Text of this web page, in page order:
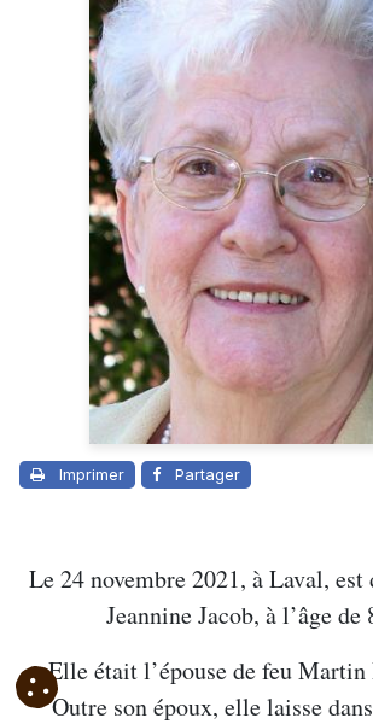
Imprimer Partager
Le 24 novembre 2021, à Laval, est
Jeannine Jacob, à l’âge de
Elle était l’épouse de feu Martin
Outre son époux, elle laisse